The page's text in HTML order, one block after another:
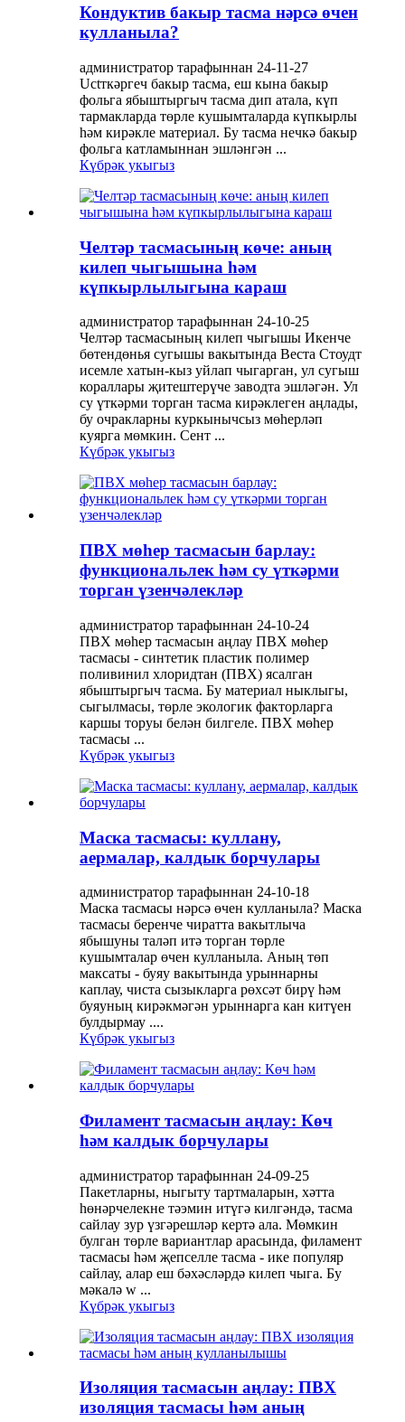
Кондуктив бакыр тасма нәрсә өчен
кулланыла?
администратор тарафыннан 24-11-27
Uctткәргеч бакыр тасма, еш кына бакыр
фольга ябыштыргыч тасма дип атала, күп
тармакларда төрле кушымталарда күпкырлы
һәм кирәкле материал. Бу тасма нечкә бакыр
фольга катламыннан эшләнгән ...
Күбрәк укыгыз
Челтәр тасмасының көче: аның
килеп чыгышына һәм
күпкырлылыгына караш
администратор тарафыннан 24-10-25
Челтәр тасмасының килеп чыгышы Икенче
бөтендөнья сугышы вакытында Веста Стоудт
исемле хатын-кыз уйлап чыгарган, ул сугыш
кораллары җитештерүче заводта эшләгән. Ул
су үткәрми торган тасма кирәклеген аңлады,
бу очракларны куркынычсыз мөһерләп
куярга мөмкин. Сент ...
Күбрәк укыгыз
ПВХ мөһер тасмасын барлау:
функциональлек һәм су үткәрми
торган үзенчәлекләр
администратор тарафыннан 24-10-24
ПВХ мөһер тасмасын аңлау ПВХ мөһер
тасмасы - синтетик пластик полимер
поливинил хлоридтан (ПВХ) ясалган
ябыштыргыч тасма. Бу материал ныклыгы,
сыгылмасы, төрле экологик факторларга
каршы торуы белән билгеле. ПВХ мөһер
тасмасы ...
Күбрәк укыгыз
Маска тасмасы: куллану,
аермалар, калдык борчулары
администратор тарафыннан 24-10-18
Маска тасмасы нәрсә өчен кулланыла? Маска
тасмасы беренче чиратта вакытлыча
ябышуны таләп итә торган төрле
кушымталар өчен кулланыла. Аның төп
максаты - буяу вакытында урыннарны
каплау, чиста сызыкларга рөхсәт бирү һәм
буяуның кирәкмәгән урыннарга кан китүен
булдырмау ....
Күбрәк укыгыз
Филамент тасмасын аңлау: Көч
һәм калдык борчулары
администратор тарафыннан 24-09-25
Пакетларны, ныгыту тартмаларын, хәтта
һөнәрчелекне тәэмин итүгә килгәндә, тасма
сайлау зур үзгәрешләр кертә ала. Мөмкин
булган төрле вариантлар арасында, филамент
тасмасы һәм җепселле тасма - ике популяр
сайлау, алар еш бәхәсләрдә килеп чыга. Бу
мәкалә w ...
Күбрәк укыгыз
Изоляция тасмасын аңлау: ПВХ
изоляция тасмасы һәм аның